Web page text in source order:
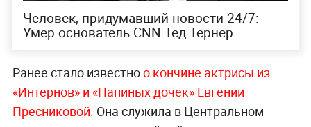
Человек, придумавший новости 24/7:
Умер основатель CNN Тед Тёрнер
Ранее стало известноо кончине актрисы из
«Интернов» и «Папиных дочек» Евгении
Пресниковой. Она служила в Центральном